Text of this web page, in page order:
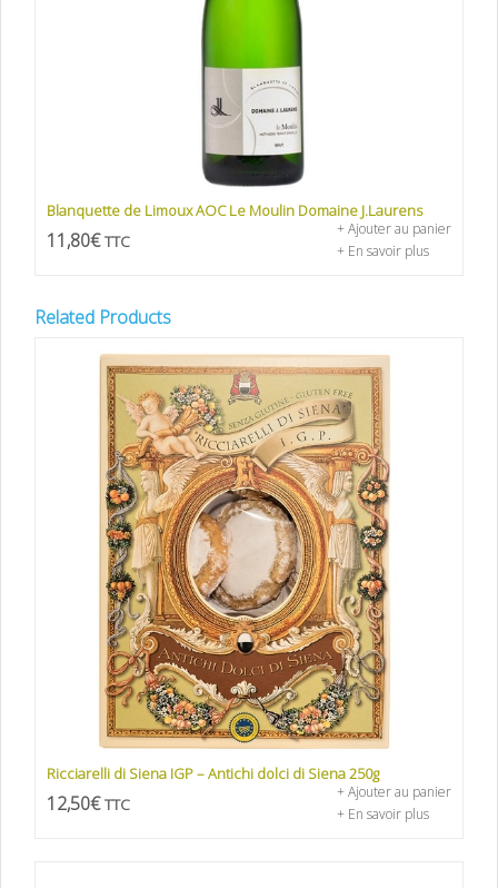
Blanquette de Limoux AOC Le Moulin Domaine J.Laurens
11,80€ TTC
+ Ajouter au panier
+ En savoir plus
Related Products
Ricciarelli di Siena IGP – Antichi dolci di Siena 250g
12,50€ TTC
+ Ajouter au panier
+ En savoir plus